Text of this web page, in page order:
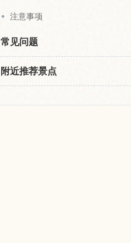
注意事项
常见问题
附近推荐景点